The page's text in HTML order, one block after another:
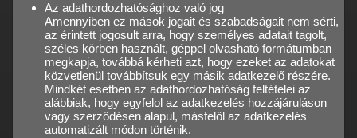
Az adathordozhatósághoz való jog
Amennyiben ez mások jogait és szabadságait nem sérti,
az érintett jogosult arra, hogy személyes adatait tagolt,
széles körben használt, géppel olvasható formátumban
megkapja, továbbá kérheti azt, hogy ezeket az adatokat
közvetlenül továbbítsuk egy másik adatkezelő részére.
Mindkét esetben az adathordozhatóság feltételei az
alábbiak, hogy egyfelol az adatkezelés hozzájáruláson
vagy szerződésen alapul, másfelől az adatkezelés
automatizált módon történik.